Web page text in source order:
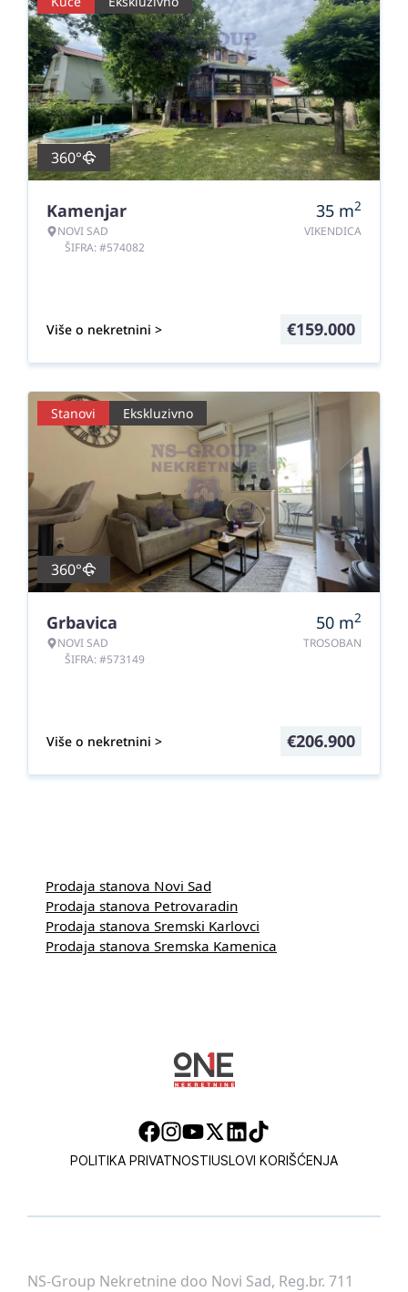
360°
Kamenjar
NOVI SAD
ŠIFRA: #574082
35 m2
VIKENDICA
Više o nekretnini > €159.000
Stanovi Ekskluzivno
360°
Grbavica
NOVI SAD
ŠIFRA: #573149
50 m2
TROSOBAN
Više o nekretnini > €206.900
Prodaja stanova Novi Sad
Prodaja stanova Petrovaradin
Prodaja stanova Sremski Karlovci
Prodaja stanova Sremska Kamenica
POLITIKA PRIVATNOSTIUSLOVI KORIŠĆENJA
NS-Group Nekretnine doo Novi Sad, Reg.br. 711